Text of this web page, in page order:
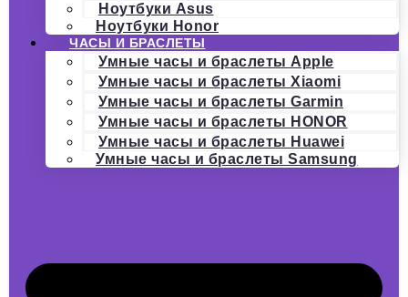
Ноутбуки Asus
Ноутбуки Honor
ЧАСЫ И БРАСЛЕТЫ
Умные часы и браслеты Apple
Умные часы и браслеты Xiaomi
Умные часы и браслеты Garmin
Умные часы и браслеты HONOR
Умные часы и браслеты Huawei
Умные часы и браслеты Samsung